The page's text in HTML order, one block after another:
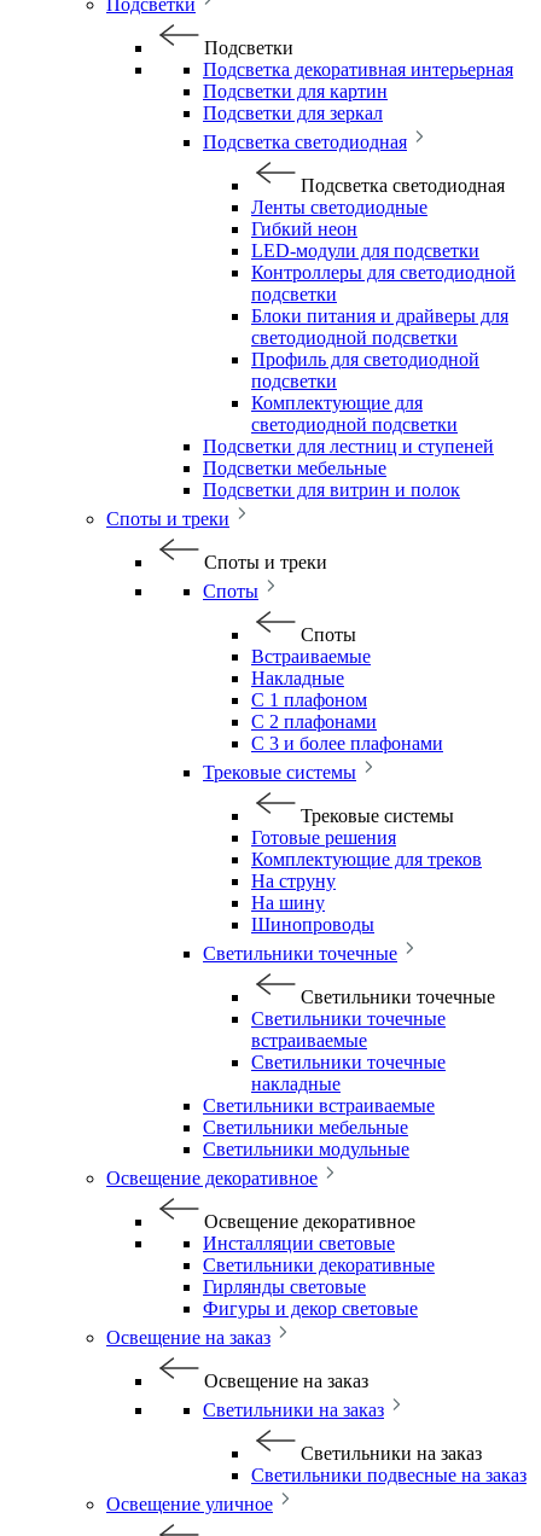
Подсветки
Подсветки
Подсветка декоративная интерьерная
Подсветки для картин
Подсветки для зеркал
Подсветка светодиодная
Подсветка светодиодная
Ленты светодиодные
Гибкий неон
LED-модули для подсветки
Контроллеры для светодиодной
подсветки
Блоки питания и драйверы для
светодиодной подсветки
Профиль для светодиодной
подсветки
Комплектующие для
светодиодной подсветки
Подсветки для лестниц и ступеней
Подсветки мебельные
Подсветки для витрин и полок
Споты и треки
Споты и треки
Споты
Споты
Встраиваемые
Накладные
С 1 плафоном
С 2 плафонами
С 3 и более плафонами
Трековые системы
Трековые системы
Готовые решения
Комплектующие для треков
На струну
На шину
Шинопроводы
Светильники точечные
Светильники точечные
Светильники точечные
встраиваемые
Светильники точечные
накладные
Светильники встраиваемые
Светильники мебельные
Светильники модульные
Освещение декоративное
Освещение декоративное
Инсталляции световые
Светильники декоративные
Гирлянды световые
Фигуры и декор световые
Освещение на заказ
Освещение на заказ
Светильники на заказ
Светильники на заказ
Светильники подвесные на заказ
Освещение уличное